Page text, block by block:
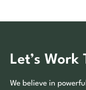
Let’s Work
We believe in